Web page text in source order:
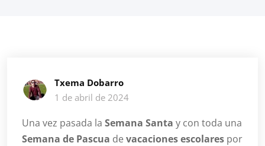
Txema Dobarro
1 de abril de 2024
Una vez pasada la Semana Santa y con toda una
Semana de Pascua de vacaciones escolares por